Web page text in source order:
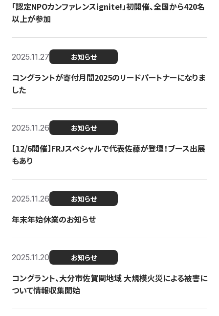
「認定NPOカンファレンスignite!」初開催、全国から420名
以上が参加
2025.11.27 お知らせ
コングラントが寄付月間2025のリードパートナーになりま
した
2025.11.26 お知らせ
【12/6開催】FRJスペシャルで代表佐藤が登壇！ブース出展
もあり
2025.11.26 お知らせ
年末年始休業のお知らせ
2025.11.20 お知らせ
コングラント、大分市佐賀関地域 大規模火災による被害に
ついて情報収集開始